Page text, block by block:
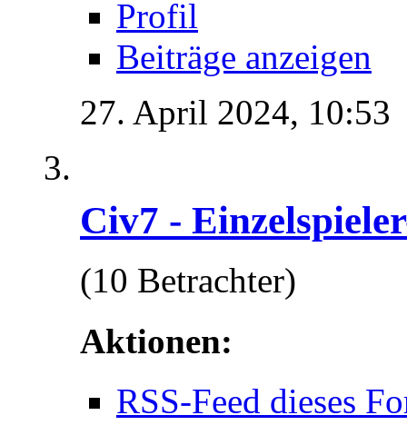
Profil
Beiträge anzeigen
27. April 2024, 10:53
Civ7 -
(10 Betrachter)
Aktionen:
RSS-Feed dieses